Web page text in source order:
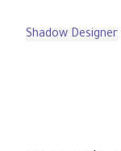
Shadow Designer